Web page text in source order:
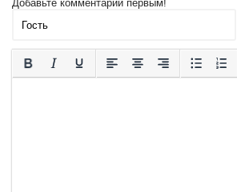
Добавьте комментарий первым!